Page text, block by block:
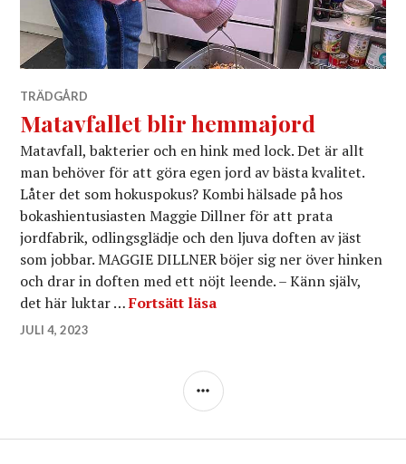
TRÄDGÅRD
Matavfallet blir hemmajord
Matavfall, bakterier och en hink med lock. Det är allt
man behöver för att göra egen jord av bästa kvalitet.
Låter det som hokuspokus? Kombi hälsade på hos
bokashientusiasten Maggie Dillner för att prata
jordfabrik, odlingsglädje och den ljuva doften av jäst
som jobbar. MAGGIE DILLNER böjer sig ner över hinken
och drar in doften med ett nöjt leende. – Känn själv,
det här luktar …Fortsätt läsaMatavfallet blir
JULI 4, 2023
SIDOPANEL